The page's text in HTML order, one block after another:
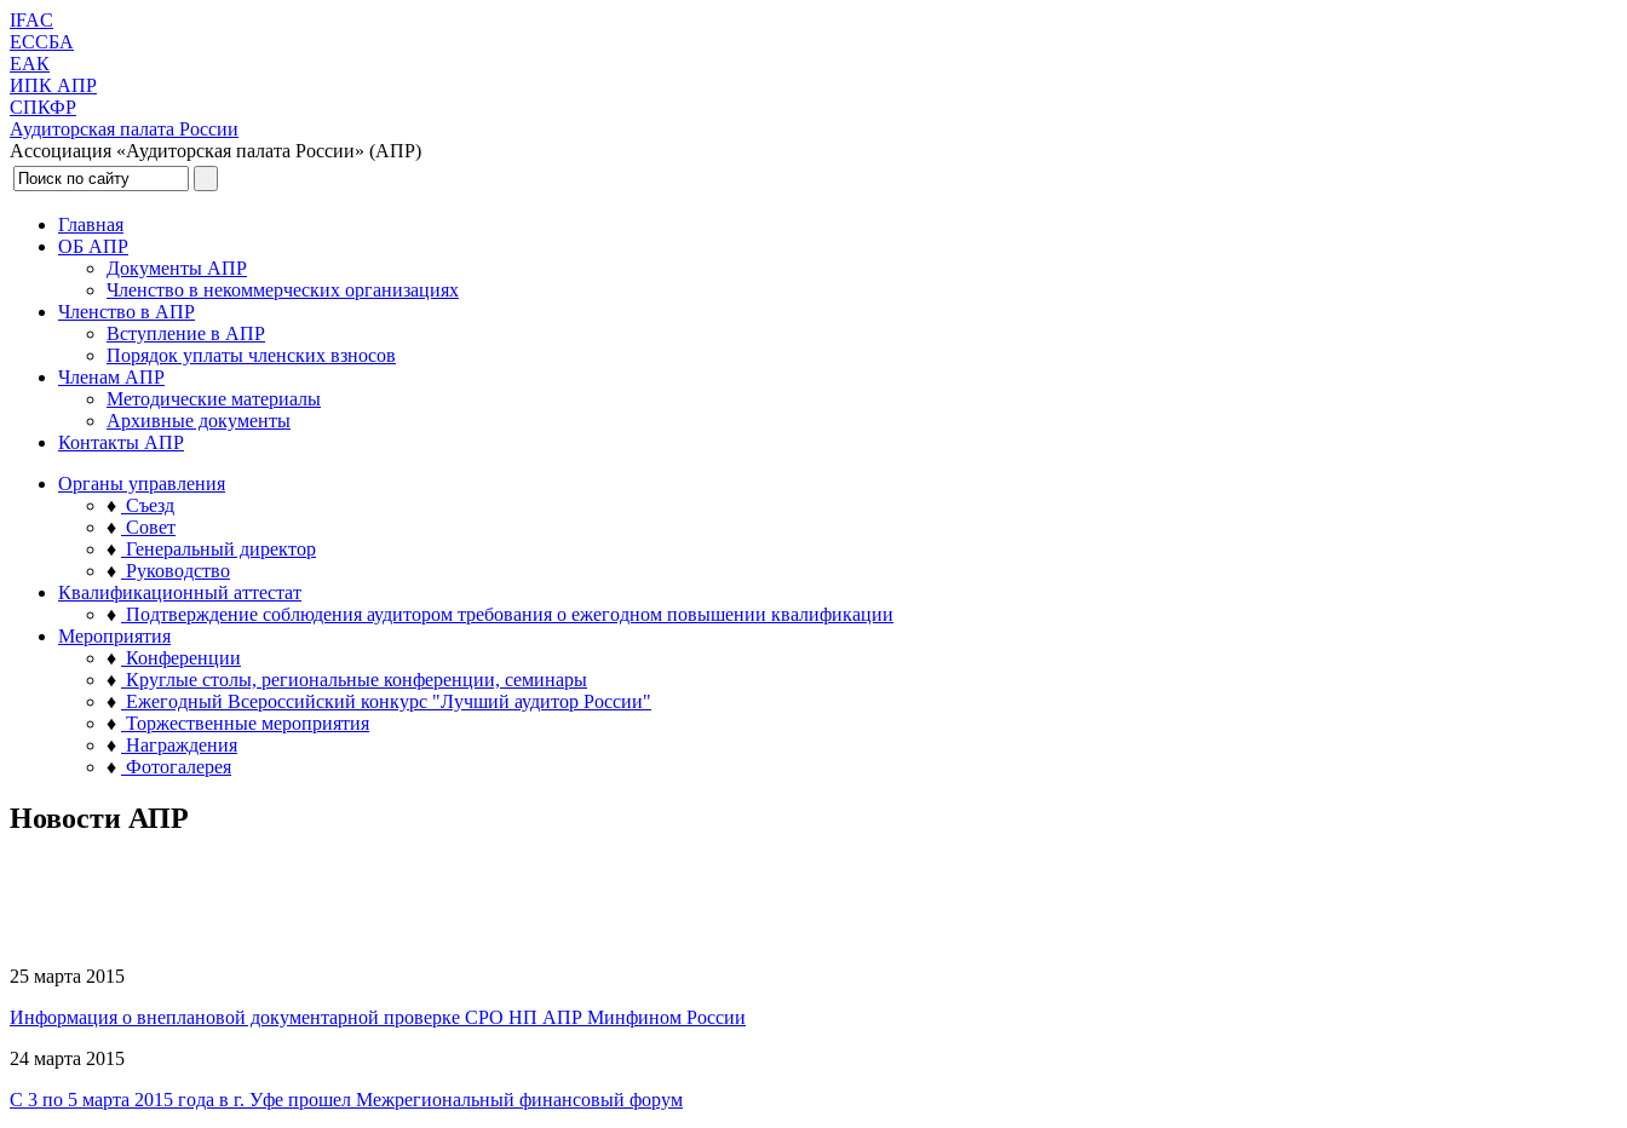
IFAC
ЕССБА
ЕАК
ИПК АПР
СПКФР
Аудиторская палата России
Ассоциация «Аудиторская палата России» (АПР)
Главная
ОБ АПР
Документы АПР
Членство в некоммерческих организациях
Членство в АПР
Вступление в АПР
Порядок уплаты членских взносов
Членам АПР
Методические материалы
Архивные документы
Контакты АПР
Органы управления
♦ Съезд
♦ Совет
♦ Генеральный директор
♦ Руководство
Квалификационный аттестат
♦ Подтверждение соблюдения аудитором требования о ежегодном повышении квалификации
Мероприятия
♦ Конференции
♦ Круглые столы, региональные конференции, семинары
♦ Ежегодный Всероссийский конкурс "Лучший аудитор России"
♦ Торжественные мероприятия
♦ Награждения
♦ Фотогалерея
Новости АПР
25 марта 2015
Информация о внеплановой документарной проверке СРО НП АПР Минфином России
24 марта 2015
С 3 по 5 марта 2015 года в г. Уфе прошел Межрегиональный финансовый форум